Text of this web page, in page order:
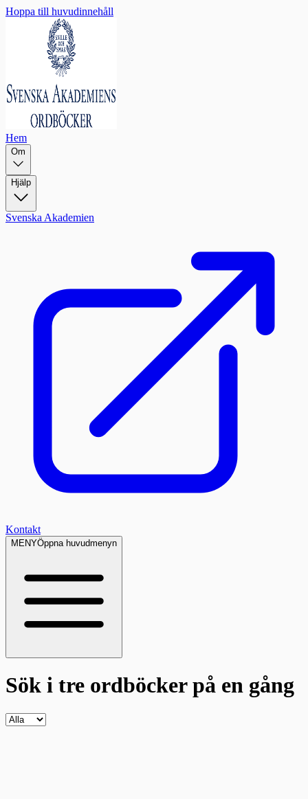
Hoppa till huvudinnehåll
Hem
Om
Hjälp
Svenska Akademien
Kontakt
MENYÖppna huvudmenyn
Sök i tre ordböckerpå en gång